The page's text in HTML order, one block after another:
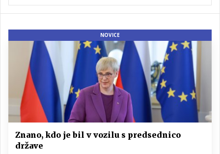
NOVICE
Znano, kdo je bil v vozilu s predsednico
države